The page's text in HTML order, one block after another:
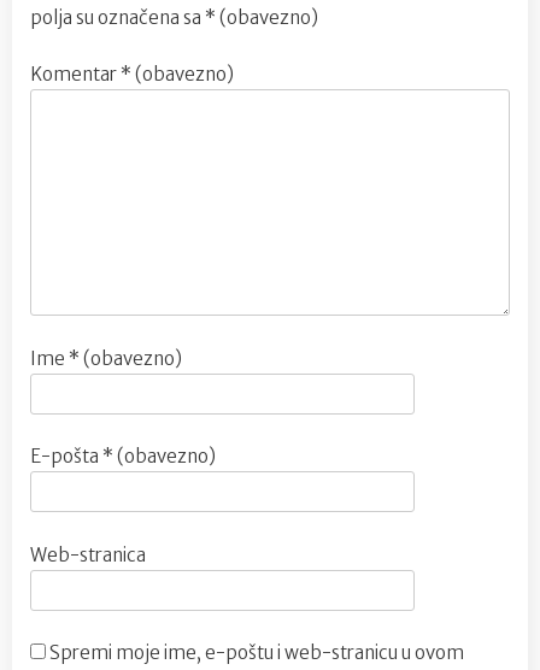
polja su označena sa * (obavezno)
Komentar * (obavezno)
Ime * (obavezno)
E-pošta * (obavezno)
Web-stranica
Spremi moje ime, e-poštu i web-stranicu u ovom